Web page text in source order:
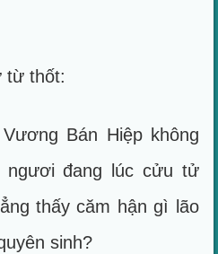
từ thốt:
Bán Hiệp không
đang lúc cửu tử
thấy căm hận gì lão
sinh?